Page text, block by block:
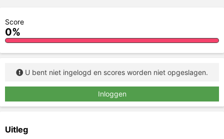
U bent niet ingelogd en scores worden niet opgeslagen.
Inloggen
Score
0%
Uitleg